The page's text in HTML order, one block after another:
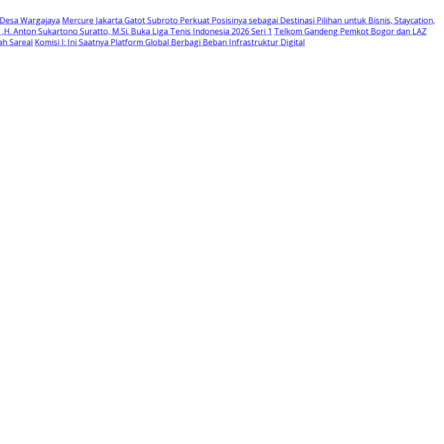
Wargajaya Mercure Jakarta Gatot Subroto Perkuat Posisinya sebagai Destinasi Pilihan untuk Bisnis, Staycation,
Anton Sukartono Suratto, M.Si. Buka Liga Tenis Indonesia 2026 Seri 1 Telkom Gandeng Pemkot Bogor dan LAZ
Sareal Komisi I: Ini Saatnya Platform Global Berbagi Beban Infrastruktur Digital